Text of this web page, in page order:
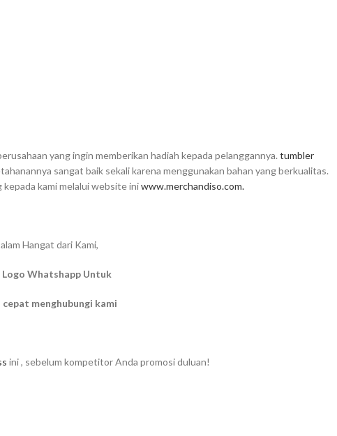
yang ingin memberikan hadiah kepada pelanggannya. tumbler
sangat baik sekali karena menggunakan bahan yang berkualitas.
kami melalui website iniwww.merchandiso.com.
Hangat dari Kami,
Logo Whatshapp Untuk
cepat menghubungi kami
ini , sebelum kompetitor Anda promosi duluan!